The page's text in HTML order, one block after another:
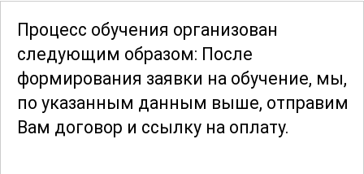
качество ваших работ. Вы узнаете, как
правильно ухаживать за вышитыми
изделиями, чтобы они сохраняли свою
красоту и долговечность на долгие
годы.
Процесс обучения организован
следующим образом: После
формирования заявки на обучение, мы,
по указанным данным выше, отправим
Вам договор и ссылку на оплату.